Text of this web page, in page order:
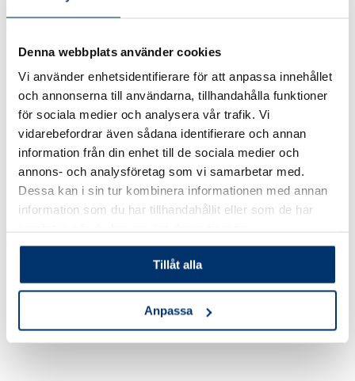
Denna webbplats använder cookies
Vi använder enhetsidentifierare för att anpassa innehållet
och annonserna till användarna, tillhandahålla funktioner
för sociala medier och analysera vår trafik. Vi
vidarebefordrar även sådana identifierare och annan
information från din enhet till de sociala medier och
annons- och analysföretag som vi samarbetar med.
Dessa kan i sin tur kombinera informationen med annan
information som du har tillhandahållit eller som de har
Tillåt alla
Anpassa
Rätt pH först→ effektivare klor, lägre kemåtgång.
Täckning & duschminskar organik → färre chocker
och kortare filtrering.
Ren filtration & bra flöde→lägre eloch snabbare
klarvatten.
Stabil CYA→ jämnare klorering och mindre spill.
Tillbaka till Pooletten FAQ